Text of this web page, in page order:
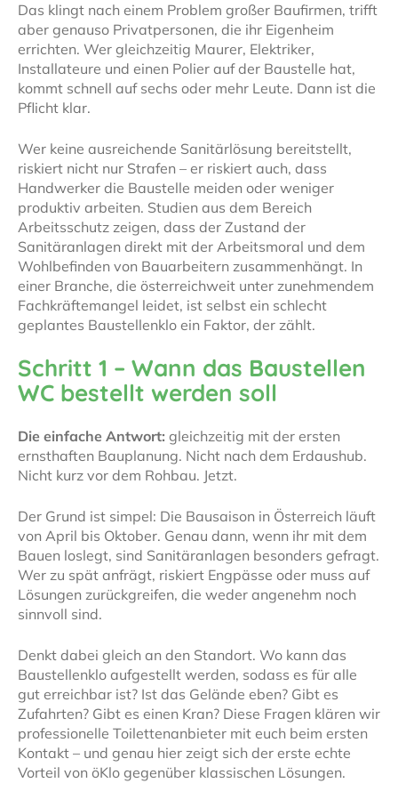
Das klingt nach einem Problem großer Baufirmen, trifft
aber genauso Privatpersonen, die ihr Eigenheim
errichten. Wer gleichzeitig Maurer, Elektriker,
Installateure und einen Polier auf der Baustelle hat,
kommt schnell auf sechs oder mehr Leute. Dann ist die
Pflicht klar.
Wer keine ausreichende Sanitärlösung bereitstellt,
riskiert nicht nur Strafen – er riskiert auch, dass
Handwerker die Baustelle meiden oder weniger
produktiv arbeiten. Studien aus dem Bereich
Arbeitsschutz zeigen, dass der Zustand der
Sanitäranlagen direkt mit der Arbeitsmoral und dem
Wohlbefinden von Bauarbeitern zusammenhängt. In
einer Branche, die österreichweit unter zunehmendem
Fachkräftemangel leidet, ist selbst ein schlecht
geplantes Baustellenklo ein Faktor, der zählt.
Schritt 1 – Wann das Baustellen
WC bestellt werden soll
Die einfache Antwort: gleichzeitig mit der ersten
ernsthaften Bauplanung. Nicht nach dem Erdaushub.
Nicht kurz vor dem Rohbau. Jetzt.
Der Grund ist simpel: Die Bausaison in Österreich läuft
von April bis Oktober. Genau dann, wenn ihr mit dem
Bauen loslegt, sind Sanitäranlagen besonders gefragt.
Wer zu spät anfrägt, riskiert Engpässe oder muss auf
Lösungen zurückgreifen, die weder angenehm noch
sinnvoll sind.
Denkt dabei gleich an den Standort. Wo kann das
Baustellenklo aufgestellt werden, sodass es für alle
gut erreichbar ist? Ist das Gelände eben? Gibt es
Zufahrten? Gibt es einen Kran? Diese Fragen klären wir
professionelle Toilettenanbieter mit euch beim ersten
Kontakt – und genau hier zeigt sich der erste echte
Vorteil von öKlo gegenüber klassischen Lösungen.